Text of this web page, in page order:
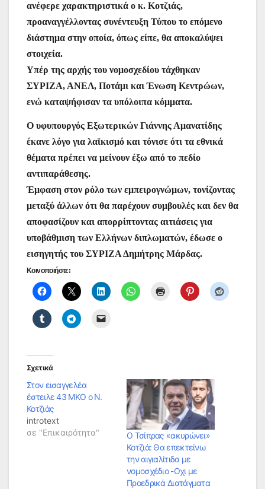
ανέφερε χαρακτηριστικά ο κ. Κοτζιάς,
προαναγγέλλοντας συνέντευξη Τύπου το επόμενο
διάστημα στην οποία, όπως είπε, θα αποκαλύψει
στοιχεία.
Υπέρ της αρχής του νομοσχεδίου τάχθηκαν
ΣΥΡΙΖΑ, ΑΝΕΛ, Ποτάμι και Ένωση Κεντρώων,
ενώ καταψήφισαν τα υπόλοιπα κόμματα.
Ο υφυπουργός Εξωτερικών Γιάννης Αμανατίδης
έκανε λόγο για λαϊκισμό και τόνισε ότι τα εθνικά
θέματα πρέπει να μείνουν έξω από το πεδίο
αντιπαράθεσης.
Έμφαση στον ρόλο των εμπειρογνώμων, τονίζοντας
μεταξύ άλλων ότι θα παρέχουν συμβουλές και δεν θα
αποφασίζουν και απορρίπτοντας αιτιάσεις για
υποβάθμιση των Ελλήνων διπλωματών, έδωσε ο
εισηγητής του ΣΥΡΙΖΑ Δημήτρης Μάρδας.
Κοινοποιήστε:
Σχετικά
Στον εισαγγελέα
έστειλε 43 ΜΚΟ ο Ν.
Κοτζιάς
introtext
σε "Επικαιρότητα"
Ο Τσίπρας «ακυρώνει»
Κοτζιά: Θα επεκτείνω
την αιγιαλίτιδα με
νομοσχέδιο -Οχι με
Προεδρικά Διατάγματα